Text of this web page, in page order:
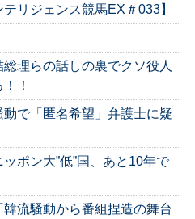
リジェンス競馬EX＃033】
理らの話しの裏でクソ役人
！
で「匿名希望」弁護士に疑
ポン大”低”国、あと10年で
流騒動から番組捏造の舞台